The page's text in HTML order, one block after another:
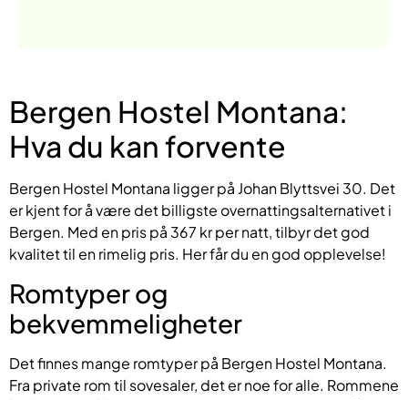
Bergen Hostel Montana:
Hva du kan forvente
Bergen Hostel Montana ligger på Johan Blyttsvei 30. Det
er kjent for å være det billigste overnattingsalternativet i
Bergen. Med en pris på 367 kr per natt, tilbyr det god
kvalitet til en rimelig pris. Her får du en god opplevelse!
Romtyper og
bekvemmeligheter
Det finnes mange romtyper på Bergen Hostel Montana.
Fra private rom til sovesaler, det er noe for alle. Rommene